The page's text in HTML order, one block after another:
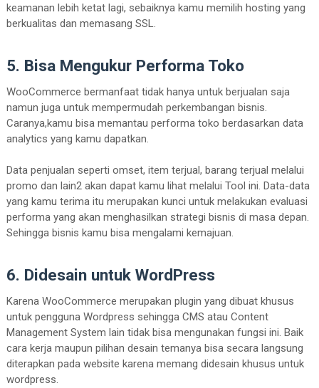
keamanan lebih ketat lagi, sebaiknya kamu memilih hosting yang
berkualitas dan memasang SSL.
5. Bisa Mengukur Performa Toko
WooCommerce bermanfaat tidak hanya untuk berjualan saja
namun juga untuk mempermudah perkembangan bisnis.
Caranya,kamu bisa memantau performa toko berdasarkan data
analytics yang kamu dapatkan.
Data penjualan seperti omset, item terjual, barang terjual melalui
promo dan lain2 akan dapat kamu lihat melalui Tool ini. Data-data
yang kamu terima itu merupakan kunci untuk melakukan evaluasi
performa yang akan menghasilkan strategi bisnis di masa depan.
Sehingga bisnis kamu bisa mengalami kemajuan.
6. Didesain untuk WordPress
Karena WooCommerce merupakan plugin yang dibuat khusus
untuk pengguna Wordpress sehingga CMS atau Content
Management System lain tidak bisa mengunakan fungsi ini. Baik
cara kerja maupun pilihan desain temanya bisa secara langsung
diterapkan pada website karena memang didesain khusus untuk
wordpress.